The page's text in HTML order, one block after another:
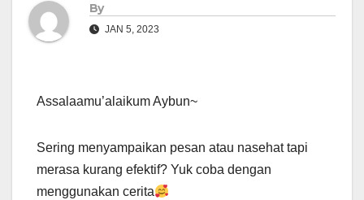
By
JAN 5, 2023
Assalaamu’alaikum Aybun~
Sering menyampaikan pesan atau nasehat tapi
merasa kurang efektif? Yuk coba dengan
menggunakan cerita